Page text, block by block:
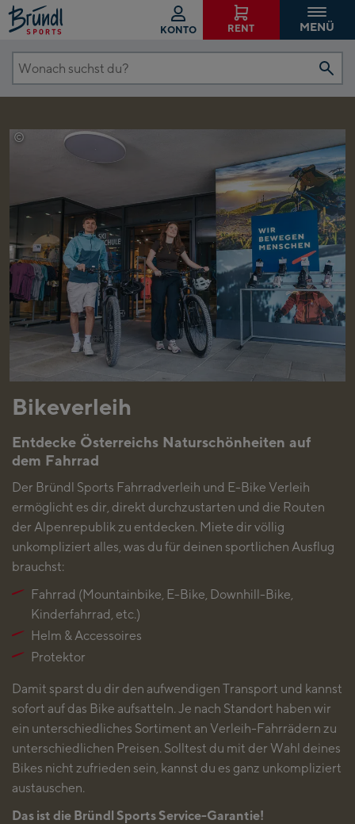
KONTO RENT MENÜ
Wonach
suchst
Bikeverleih
Entdecke Österreichs Naturschönheiten auf
dem Fahrrad
Der Bründl Sports Fahrradverleih und E-Bike Verleih
ermöglicht es dir, direkt durchzustarten und die Routen
der Alpenrepublik zu entdecken. Miete dir völlig
unkompliziert alles, was du für deinen sportlichen Ausflug
brauchst:
Fahrrad (Mountainbike, E-Bike, Downhill-Bike,
Kinderfahrrad, etc.)
Helm & Accessoires
Protektor
Damit sparst du dir den aufwendigen Transport und kannst
sofort auf das Bike aufsatteln. Je nach Standort haben wir
ein unterschiedliches Sortiment an Verleih-Fahrrädern zu
unterschiedlichen Preisen. Solltest du mit der Wahl deines
Bikes nicht zufrieden sein, kannst du es ganz unkompliziert
austauschen.
Das ist die Bründl Sports Service-Garantie!
© Johannes Radlwimmer